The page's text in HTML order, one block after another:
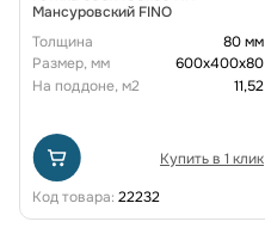
Мансуровский FINO
Толщина
80 мм
Размер, мм
600х400х80
На поддоне, м2
11,52
Купить в 1 клик
Код товара: 22232